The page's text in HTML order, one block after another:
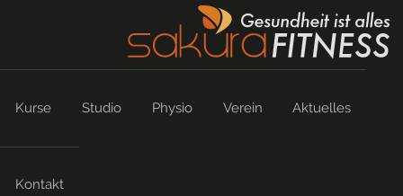
Kurse Studio Physio Verein Aktuelles
Kontakt